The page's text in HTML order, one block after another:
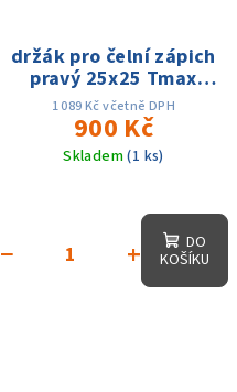
držák pro čelní zápich
pravý 25x25 Tmax
25mm dmin 50 - dmax
80mm, na MGMN400
1 089 Kč včetně DPH
900 Kč
Skladem(1 ks)
+
−
DO
KOŠÍKU